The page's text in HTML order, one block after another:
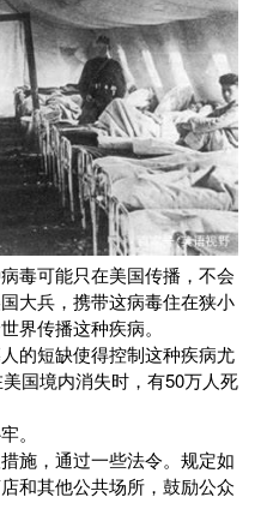
毒可能只在美国传播，不会
大兵，携带这病毒住在狭小
界传播这种疾病。
的短缺使得控制这种疾病尤
国境内消失时，有50万人死
。
施，通过一些法令。规定如
和其他公共场所，鼓励公众